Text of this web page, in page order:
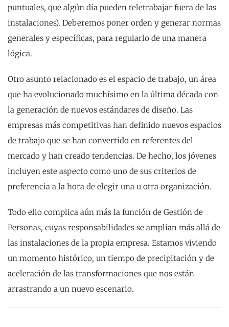
puntuales, que algún día pueden teletrabajar fuera de las
instalaciones). Deberemos poner orden y generar normas
generales y específicas, para regularlo de una manera
lógica.
Otro asunto relacionado es el espacio de trabajo, un área
que ha evolucionado muchísimo en la última década con
la generación de nuevos estándares de diseño. Las
empresas más competitivas han definido nuevos espacios
de trabajo que se han convertido en referentes del
mercado y han creado tendencias. De hecho, los jóvenes
incluyen este aspecto como uno de sus criterios de
preferencia a la hora de elegir una u otra organización.
Todo ello complica aún más la función de Gestión de
Personas, cuyas responsabilidades se amplían más allá de
las instalaciones de la propia empresa. Estamos viviendo
un momento histórico, un tiempo de precipitación y de
aceleración de las transformaciones que nos están
arrastrando a un nuevo escenario.